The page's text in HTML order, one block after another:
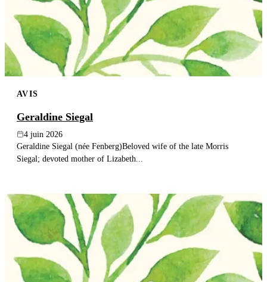
AVIS
Geraldine Siegal
4 juin 2026
Geraldine Siegal (née Fenberg)Beloved wife of the late Morris
Siegal; devoted mother of Lizabeth...